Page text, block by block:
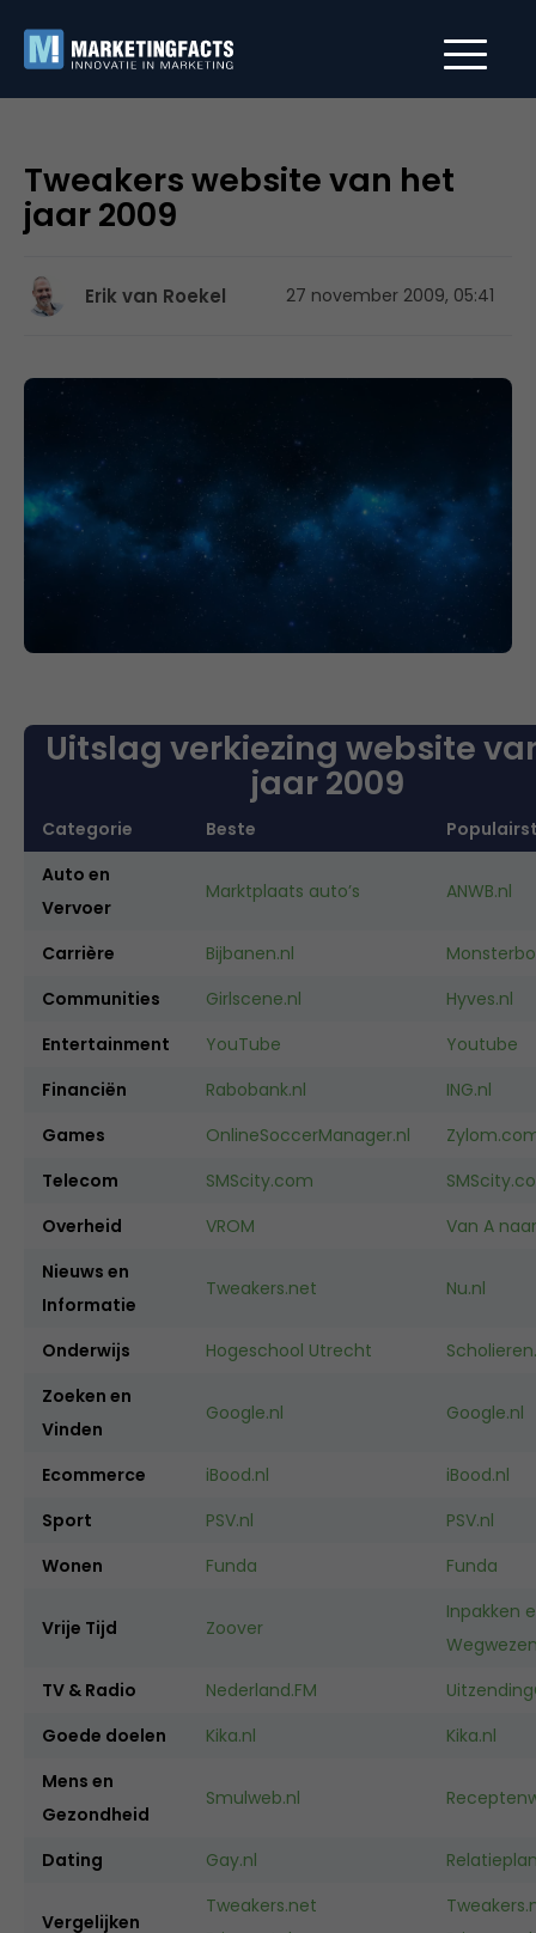
Tweakers website van het
jaar 2009
Erik van Roekel 27 november 2009, 05:41
Uitslag verkiezing website
jaar 2009
Categorie Beste
Auto en
Vervoer
Marktplaats auto’s ANWB.nl
Carrière Bijbanen.nl
Communities
Girlscene.nl
Hyves.nl
Entertainment
YouTube
Youtube
Financiën
Rabobank.nl
ING.nl
Games
OnlineSoccerManager.nl
Telecom
SMScity.com
Overheid
VROM
Van A
Nieuws en
Informatie
Tweakers.net Nu.nl
Onderwijs Hogeschool Utrecht
Zoeken en
Vinden
Google.nl Google.nl
Ecommerce iBood.nl
iBood.nl
Sport
PSV.nl
PSV.nl
Wonen
Funda Funda
Vrije Tijd Zoover
Inpakken
TV & Radio
Nederland.FM
Goede doelen
Kika.nl
Kika.nl
Mens en
Gezondheid
Smulweb.nl
Dating Gay.nl
Vergelijken
Tweakers.net